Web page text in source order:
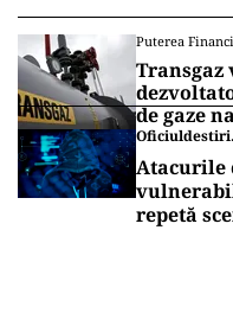
Puterea
Transgaz
de gaze
Atacurile
repetă